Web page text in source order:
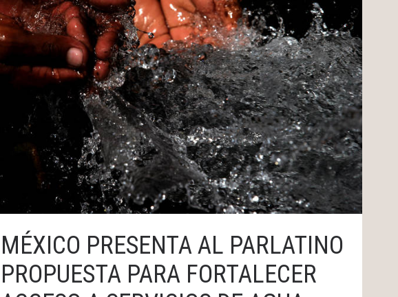
MÉXICO PRESENTA AL PARLATINO
PROPUESTA PARA FORTALECER